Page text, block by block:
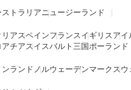
ストラリアニュージーランド
リアスペインフランスイギリスアイ
アチアスイスバルト三国ポーランド
ンランド ノルウェーデンマーク スウ